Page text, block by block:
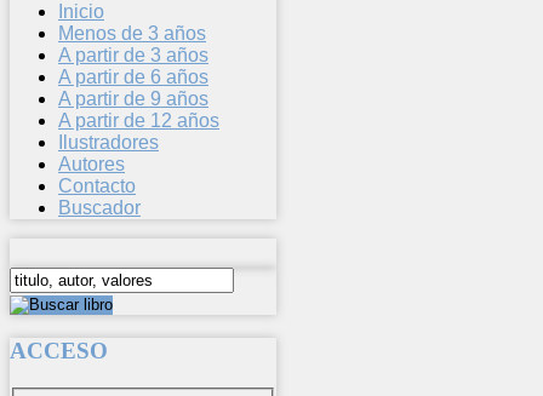
Inicio
Menos de 3 años
A partir de 3 años
A partir de 6 años
A partir de 9 años
A partir de 12 años
Ilustradores
Autores
Contacto
Buscador
ACCESO